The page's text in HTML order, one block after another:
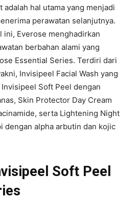
hal utama yang menjadi
perawatan selanjutnya.
ini, Everose menghadirkan
berbahan alami yang
Essential Series. Terdiri dari
Invisipeel Facial Wash yang
Soft Peel dengan
Skin Protector Day Cream
serta Lightening Night
dengan alpha arbutin dan kojic
Soft Peel